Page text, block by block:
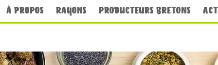
À PROPOS RAYONS PRODUCTEURS BRETONS